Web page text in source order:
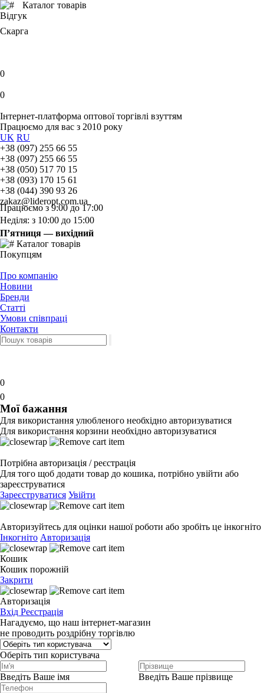
Каталог товарів
Відгук
Скарга
0
0
Інтернет-платформа оптової торгівлі взуттям
Працюємо для вас з 2010 року
UK RU
+38 (097) 255 66 55
+38 (097) 255 66 55
+38 (050) 517 70 15
+38 (093) 170 15 61
+38 (044) 390 93 26
zakaz@lideropt.com.ua
Працюємо з 9:00 до 17:00
Неділя: з 10:00 до 15:00
П’ятниця — вихідний
Каталог товарів
Покупцям
Про компанію
Новини
Бренди
Статті
Умови співпраці
Контакти
0
0
Мої бажання
Для використання улюбленого необхідно авторизуватися
Для використання корзини необхідно авторизуватися
Потрібна авторизація / реєстрація
Для того щоб додати товар до кошика, потрібно увійти або
зареєструватися
Зареєструватися Увійти
Авторизуйтесь для оцінки нашої роботи або зробіть це інкогніто
Інкогніто Авторизація
Кошик
Кошик порожній
Закрити
Авторизація
Вхід Реєстрація
Нагадуємо, що наш інтернет-магазин
не проводить роздрібну торгівлю
Оберіть тип користувача
Введіть Ваше імя Введіть Ваше прізвище